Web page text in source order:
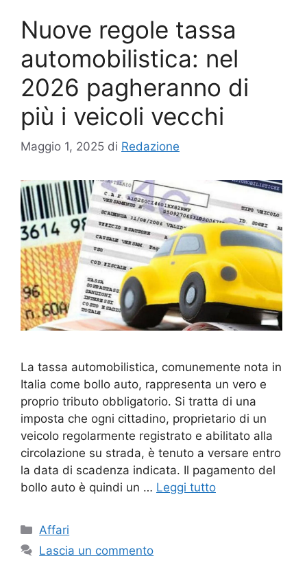
Nuove regole tassa
automobilistica: nel
2026 pagheranno di
più i veicoli vecchi
Maggio 1, 2025 di Redazione
La tassa automobilistica, comunemente nota in
Italia come bollo auto, rappresenta un vero e
proprio tributo obbligatorio. Si tratta di una
imposta che ogni cittadino, proprietario di un
veicolo regolarmente registrato e abilitato alla
circolazione su strada, è tenuto a versare entro
la data di scadenza indicata. Il pagamento del
bollo auto è quindi un … Leggi tutto
Categorie
Affari
Lascia un commento